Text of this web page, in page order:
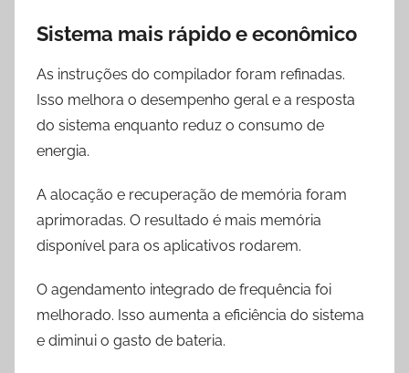
Sistema mais rápido e econômico
As instruções do compilador foram refinadas.
Isso melhora o desempenho geral e a resposta
do sistema enquanto reduz o consumo de
energia.
A alocação e recuperação de memória foram
aprimoradas. O resultado é mais memória
disponível para os aplicativos rodarem.
O agendamento integrado de frequência foi
melhorado. Isso aumenta a eficiência do sistema
e diminui o gasto de bateria.